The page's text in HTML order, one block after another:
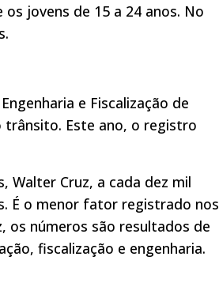
jovens de 15 a 24 anos. No
e Fiscalização de
Este ano, o registro
Cruz, a cada dez mil
É o menor fator registrado nos
os números são resultados de
fiscalização e engenharia.